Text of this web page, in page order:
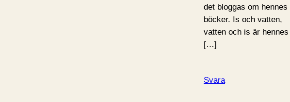
det bloggas om hennes
böcker. Is och vatten,
vatten och is är hennes
[…]
Svara